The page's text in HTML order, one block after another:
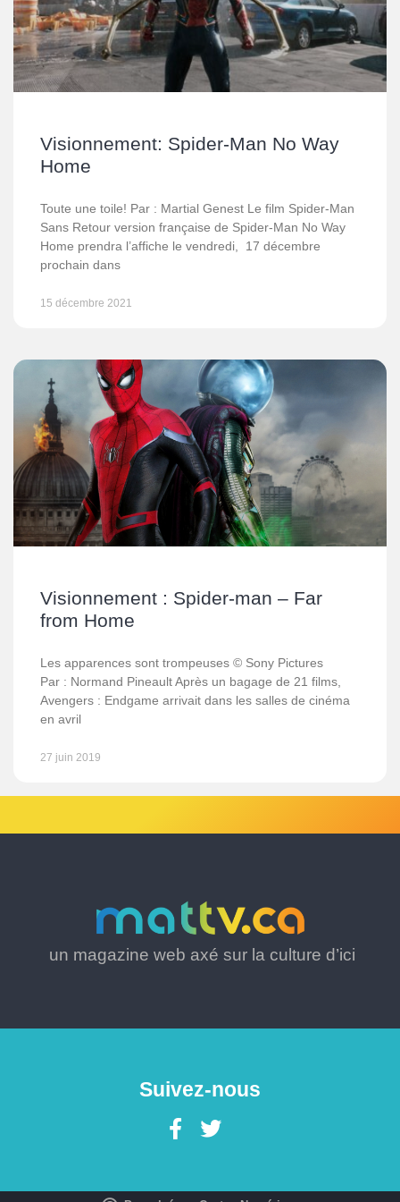
Visionnement: Spider-Man No Way
Home
Toute une toile! Par : Martial Genest Le film Spider-Man
Sans Retour version française de Spider-Man No Way
Home prendra l’affiche le vendredi, 17 décembre
prochain dans
15 décembre 2021
Visionnement : Spider-man – Far
from Home
Les apparences sont trompeuses © Sony Pictures
Par : Normand Pineault Après un bagage de 21 films,
Avengers : Endgame arrivait dans les salles de cinéma
en avril
27 juin 2019
un magazine web axé sur la culture d’ici
Suivez-nous